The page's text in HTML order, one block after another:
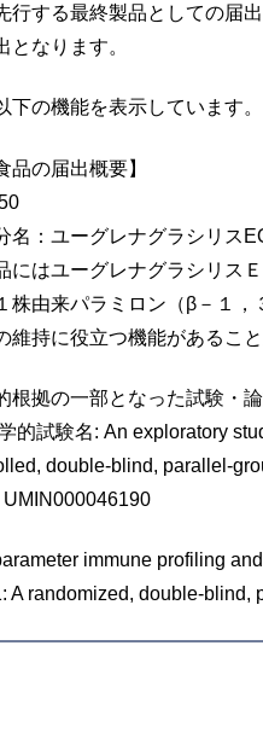
行する最終製品としての届
となります。
下の機能を表示しています。
品の届出概要】
名：ユーグレナグラシリス
にはユーグレナグラシリス
株由来パラミロン（β－１
維持に役立つ機能があるこ
根拠の一部となった試験・論
的試験名: An exploratory
double-blind, parallel-
immune profiling
A randomized, double-blind,